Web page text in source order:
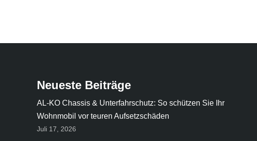
Neueste Beiträge
AL-KO Chassis & Unterfahrschutz: So schützen Sie Ihr
Wohnmobil vor teuren Aufsetzschäden
Juli 17, 2026